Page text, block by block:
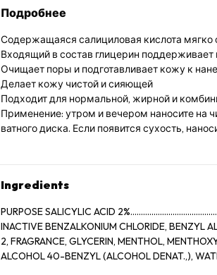
Подробнее
Содержащаяся салициловая кислота
Входящий в состав глицерин
Очищает поры и подготавливает кожу к
Делает кожу чистой и сияющей
Подходит для нормальной, жирной и
Применение: утром и вечером наносите
ватного диска. Если появится сухость,
Ingredients
PURPOSE SALICYLIC ACID
INACTIVE BENZALKONIUM CHLORIDE, BENZYL
2, FRAGRANCE, GLYCERIN, MENTHOL, MENTHOXYPROPANEDIOL, MENTHYL LACTATE, SD
ALCOHOL 40-BENZYL (ALCOHOL DENAT.,),